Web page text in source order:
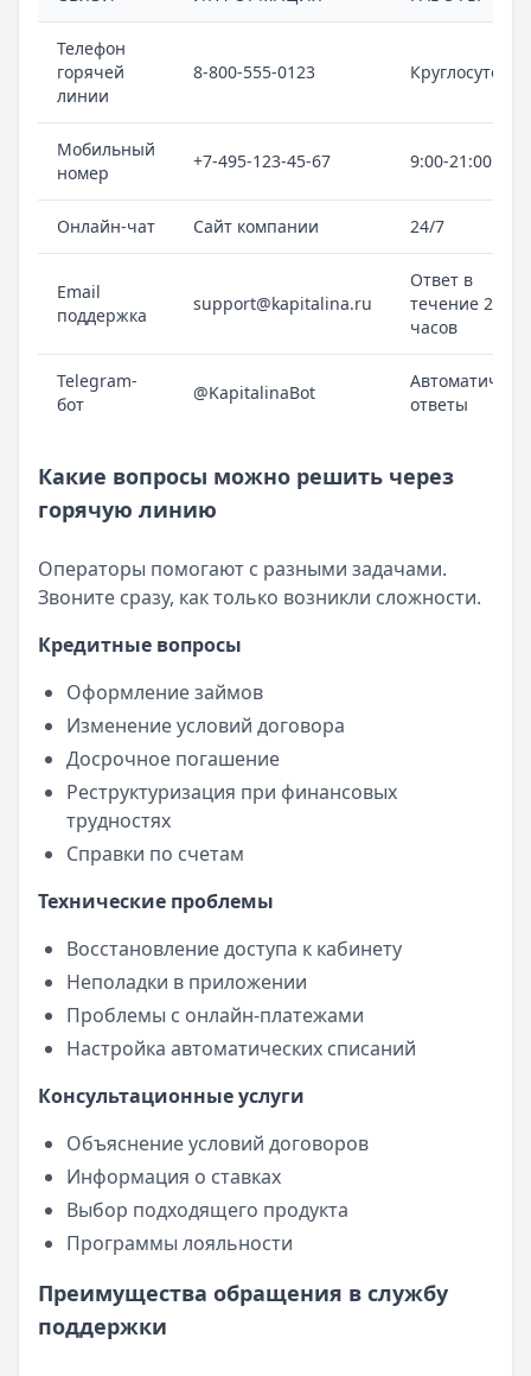
Телефон
горячей
линии
8-800-555-0123 Круглосуточно
Мобильный
номер
+7-495-123-45-67 9:00-21:00
Онлайн-чат Сайт компании 24/7
Email
поддержка
support@kapitalina.ru
Ответ в
течение 24
часов
Telegram-
бот
@KapitalinaBot
ответы
Какие вопросы можно решить через
горячую линию
Операторы помогают с разными задачами.
Звоните сразу, как только возникли сложности.
Кредитные вопросы
Оформление займов
Изменение условий договора
Досрочное погашение
Реструктуризация при финансовых
трудностях
Справки по счетам
Технические проблемы
Восстановление доступа к кабинету
Неполадки в приложении
Проблемы с онлайн-платежами
Настройка автоматических списаний
Консультационные услуги
Объяснение условий договоров
Информация о ставках
Выбор подходящего продукта
Программы лояльности
Преимущества обращения в службу
поддержки